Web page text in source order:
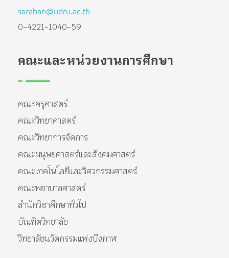
saraban@udru.ac.th
0-4221-1040-59
คณะและหน่วยงานการศึกษา
คณะครุศาสตร์
คณะวิทยาศาสตร์
คณะวิทยาการจัดการ
คณะมนุษยศาสตร์และสังคมศาสตร์
คณะเทคโนโลยีและวิศวกรรมศาสตร์
คณะพยาบาลศาสตร์
สำนักวิชาศึกษาทั่วไป
บัณฑิตวิทยาลัย
วิทยาลัยนวัตกรรมแห่งบึงกาฬ